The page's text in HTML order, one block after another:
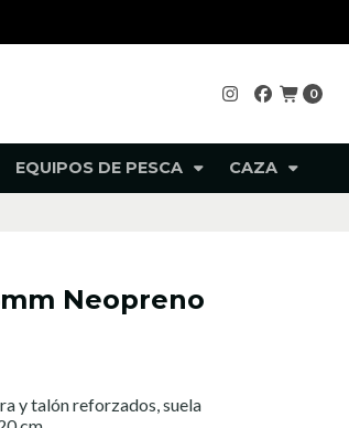
0
EQUIPOS DE PESCA CAZA
Neopreno
y talón reforzados, suela